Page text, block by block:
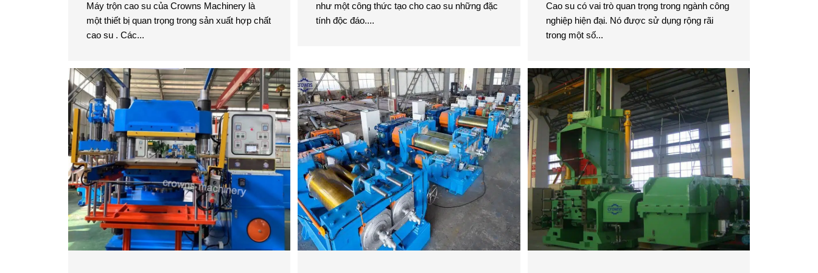
Máy trộn cao su của Crowns Machinery là
một thiết bị quan trọng trong sản xuất hợp chất
cao su . Các...
như một công thức tạo cho cao su những đặc
tính độc đáo....
Cao su có vai trò quan trọng trong ngành công
nghiệp hiện đại. Nó được sử dụng rộng rãi
trong một số...